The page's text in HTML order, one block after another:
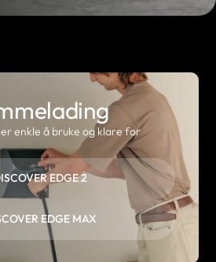
enkle å bruke og klare for
EDGE 2
EDGE MAX